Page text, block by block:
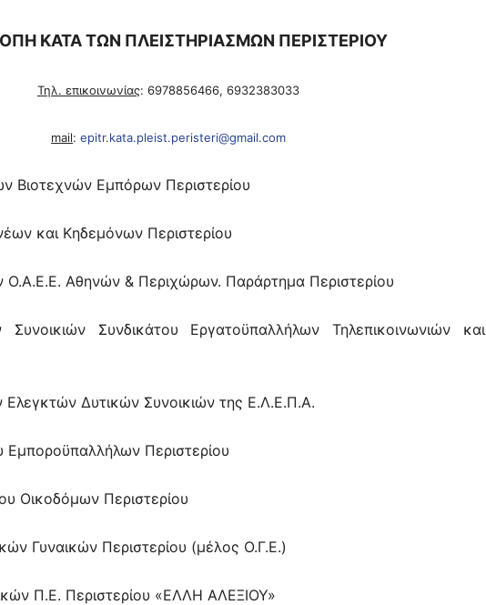
ΚΑΤΑ ΤΩΝ ΠΛΕΙΣΤΗΡΙΑΣΜΩΝ ΠΕΡΙΣΤΕΡΙΟΥ
Τηλ. επικοινωνίας: 6978856466, 6932383033
mail: epitr.kata.pleist.peristeri@gmail.com
Βιοτεχνών Εμπόρων Περιστερίου
και Κηδεμόνων Περιστερίου
Αθηνών & Περιχώρων. Παράρτημα Περιστερίου
Συνοικιών Συνδικάτου Εργατοϋπαλλήλων Τηλεπικοινωνιών και
Δυτικών Συνοικιών της Ε.Λ.Ε.Π.Α.
Περιστερίου
Οικοδόμων Περιστερίου
Γυναικών Περιστερίου (μέλος Ο.Γ.Ε.)
Π.Ε. Περιστερίου «ΕΛΛΗ ΑΛΕΞΙΟΥ»